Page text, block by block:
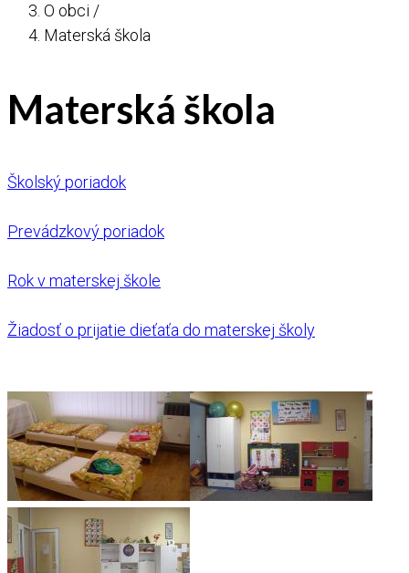
O obci /
Materská škola
Materská škola
Školský poriadok
Prevádzkový poriadok
Rok v materskej škole
Žiadosť o prijatie dieťaťa do materskej školy